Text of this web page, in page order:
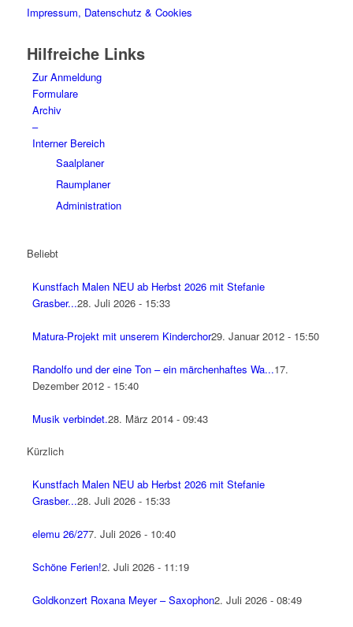
Impressum, Datenschutz & Cookies
Hilfreiche Links
Zur Anmeldung
Formulare
Archiv
–
Interner Bereich
Saalplaner
Raumplaner
Administration
Beliebt
Kunstfach Malen NEU ab Herbst 2026 mit Stefanie
Grasber...28. Juli 2026 - 15:33
Matura-Projekt mit unserem Kinderchor29. Januar 2012 - 15:50
Randolfo und der eine Ton – ein märchenhaftes Wa...17.
Dezember 2012 - 15:40
Musik verbindet.28. März 2014 - 09:43
Kürzlich
Kunstfach Malen NEU ab Herbst 2026 mit Stefanie
Grasber...28. Juli 2026 - 15:33
elemu 26/277. Juli 2026 - 10:40
Schöne Ferien!2. Juli 2026 - 11:19
Goldkonzert Roxana Meyer – Saxophon2. Juli 2026 - 08:49